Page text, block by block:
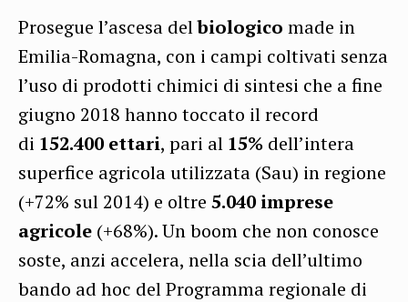
Prosegue l’ascesa delbiologico made in
Emilia-Romagna, con i campi coltivati senza
l’uso di prodotti chimici di sintesi che a fine
giugno 2018 hanno toccato il record
di 152.400 ettari, pari al 15% dell’intera
superfice agricola utilizzata (Sau) in regione
(+72% sul 2014) e oltre 5.040 imprese
agricole (+68%). Un boom che non conosce
soste, anzi accelera, nella scia dell’ultimo
bando ad hoc del Programma regionale di